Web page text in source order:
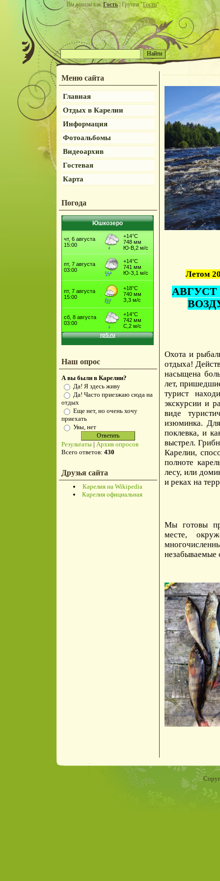
Вы вошли какГость| Группа "Гости"
Меню сайта
Главная
Отдых в Карелии
Информация
Фотоальбомы
Видеоархив
Гостевая
Карта
Погода
Юшкозеро
Наш опрос
А вы были в Карелии?
Да! Я здесь живу
Да! Часто приезжаю сюда на
отдых
Еще нет, но очень хочу
приехать
Увы, нет
Результаты| Архив опросов
Всего ответов: 430
Друзья сайта
Карелия на Wikipedia
Карелия официальная
Летом
Охота и
отдыха!
насыщена
лет,
турист
экскурсии и
виде
изюминка.
поклевка, и
выстрел.
Карелии,
полноте
лесу, или
и реках на
Мы готовы
месте,
незабываемые